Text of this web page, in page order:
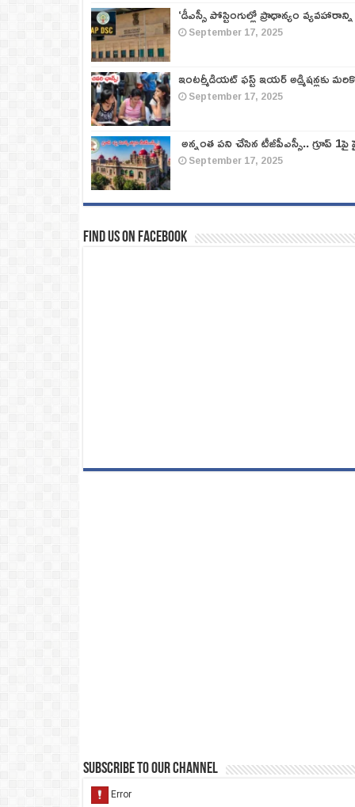
‘డీఎస్సీ పోస్టింగుల్లో ప్రాధాన్యం
September 17, 2025
ఇంటర్మీడియట్ ఫస్ట్‌ ఇయర్‌ అడ్మిషన్లకు
September 17, 2025
అన్నంత పని చేసిన టీజీపీఎస్సీ.. గ్రూప్‌
September 17, 2025
Find us on Facebook
Subscribe to our Channel